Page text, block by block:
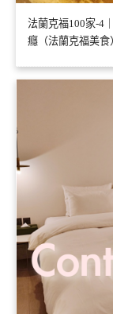
法蘭克福100家-4
癮（法蘭克福美食